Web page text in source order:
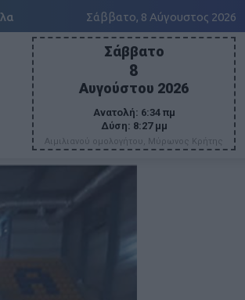
Σάββατο, 8 Αύγουστος 2026
Σάββατο
8
Αυγούστου 2026
Ανατολή: 6:34 πμ
Δύση: 8:27 μμ
Αιμιλιανού ομολογήτου, Μύρωνος Κρήτης